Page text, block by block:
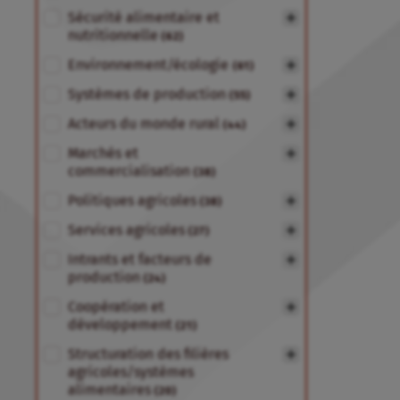
Sécurité alimentaire et
nutritionnelle (62)
Environnement/écologie (61)
Systèmes de production
Acteurs du monde rural (44)
Marchés et
commercialisation (38)
Politiques agricoles (38)
Services agricoles (27)
Intrants et facteurs de
production (24)
Coopération et
développement
(21)
Structuration des filières
agricoles/systèmes
alimentaires